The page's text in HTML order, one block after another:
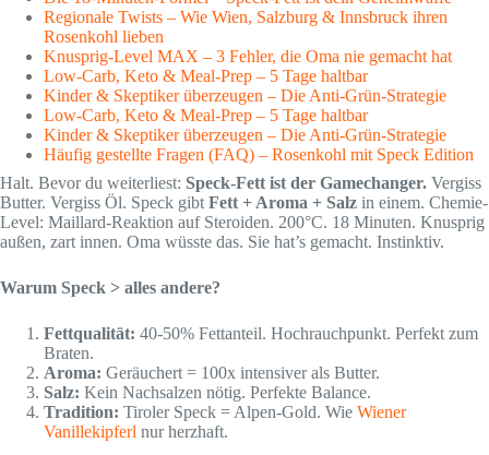
Regionale Twists – Wie Wien, Salzburg & Innsbruck ihren
Rosenkohl lieben
Knusprig-Level MAX – 3 Fehler, die Oma nie gemacht hat
Low-Carb, Keto & Meal-Prep – 5 Tage haltbar
Kinder & Skeptiker überzeugen – Die Anti-Grün-Strategie
Low-Carb, Keto & Meal-Prep – 5 Tage haltbar
Kinder & Skeptiker überzeugen – Die Anti-Grün-Strategie
Häufig gestellte Fragen (FAQ) – Rosenkohl mit Speck Edition
Halt. Bevor du weiterliest: Speck-Fett ist der Gamechanger. Vergiss
Butter. Vergiss Öl. Speck gibt Fett + Aroma + Salz in einem. Chemie-
Level: Maillard-Reaktion auf Steroiden. 200°C. 18 Minuten. Knusprig
außen, zart innen. Oma wüsste das. Sie hat’s gemacht. Instinktiv.
Warum Speck > alles andere?
Fettqualität: 40-50% Fettanteil. Hochrauchpunkt. Perfekt zum
Braten.
Aroma: Geräuchert = 100x intensiver als Butter.
Salz: Kein Nachsalzen nötig. Perfekte Balance.
Tradition: Tiroler Speck = Alpen-Gold. Wie Wiener
Vanillekipferl nur herzhaft.